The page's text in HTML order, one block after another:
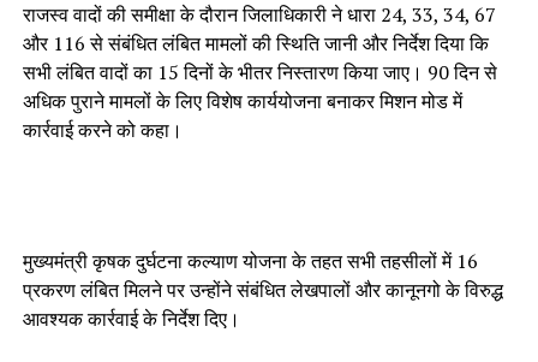
राजस्व वादों की समीक्षा के दौरान जिलाधिकारी ने धारा 24, 33, 34, 67
और 116 से संबंधित लंबित मामलों की स्थिति जानी और निर्देश दिया कि
सभी लंबित वादों का 15 दिनों के भीतर निस्तारण किया जाए। 90 दिन से
अधिक पुराने मामलों के लिए विशेष कार्ययोजना बनाकर मिशन मोड में
कार्रवाई करने को कहा।
मुख्यमंत्री कृषक दुर्घटना कल्याण योजना के तहत सभी तहसीलों में 16
प्रकरण लंबित मिलने पर उन्होंने संबंधित लेखपालों और कानूनगो के विरुद्ध
आवश्यक कार्रवाई के निर्देश दिए।